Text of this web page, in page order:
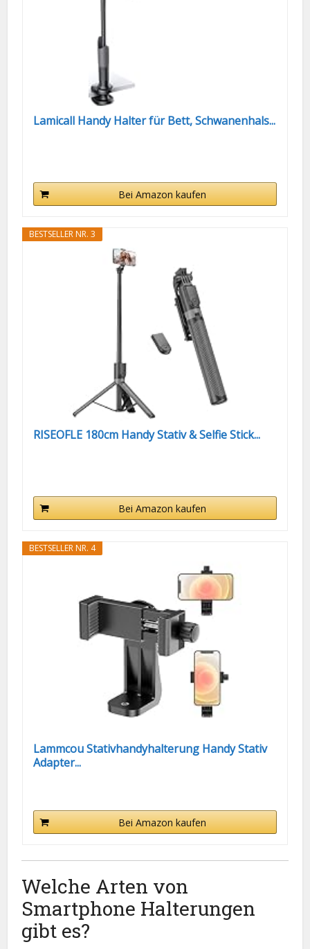
Lamicall Handy Halter für Bett, Schwanenhals...
Bei Amazon kaufen
BESTSELLER NR. 3
RISEOFLE 180cm Handy Stativ & Selfie Stick...
Bei Amazon kaufen
BESTSELLER NR. 4
Lammcou Stativhandyhalterung Handy Stativ
Adapter...
Bei Amazon kaufen
Welche Arten von
Smartphone Halterungen
gibt es?